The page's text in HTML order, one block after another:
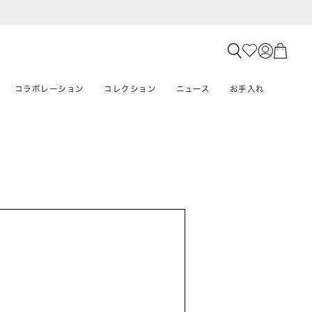
コラボレーション コレクション ニュース お手入れ